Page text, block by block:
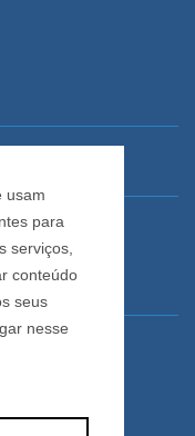
usam
para
serviços,
conteúdo
seus
nesse